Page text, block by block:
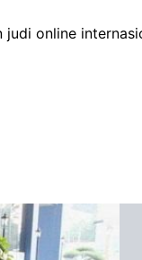
online